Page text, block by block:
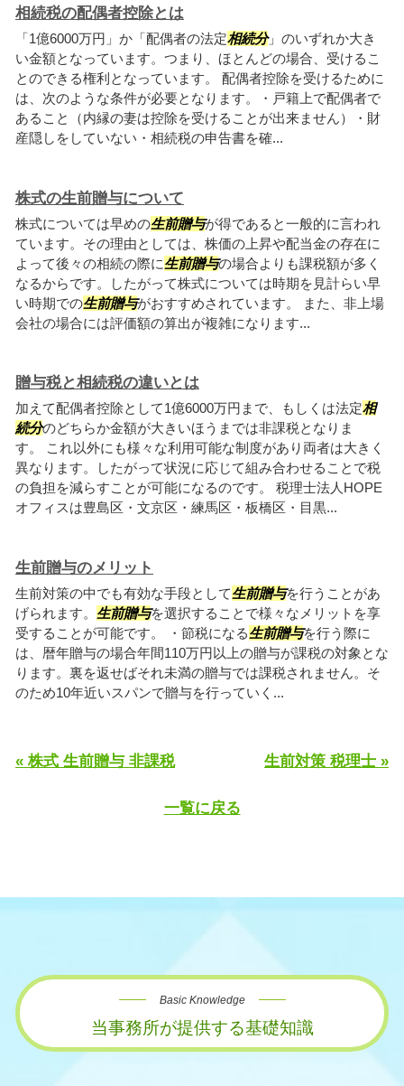
相続税の配偶者控除とは
「1億6000万円」か「配偶者の法定相続分」のいずれか大き
い金額となっています。つまり、ほとんどの場合、受けるこ
とのできる権利となっています。 配偶者控除を受けるために
は、次のような条件が必要となります。・戸籍上で配偶者で
あること（内縁の妻は控除を受けることが出来ません）・財
産隠しをしていない・相続税の申告書を確...
株式の生前贈与について
株式については早めの生前贈与が得であると一般的に言われ
ています。その理由としては、株価の上昇や配当金の存在に
よって後々の相続の際に生前贈与の場合よりも課税額が多く
なるからです。したがって株式については時期を見計らい早
い時期での生前贈与がおすすめされています。 また、非上場
会社の場合には評価額の算出が複雑になります...
贈与税と相続税の違いとは
加えて配偶者控除として1億6000万円まで、もしくは法定相
続分のどちらか金額が大きいほうまでは非課税となりま
す。 これ以外にも様々な利用可能な制度があり両者は大きく
異なります。したがって状況に応じて組み合わせることで税
の負担を減らすことが可能になるのです。 税理士法人HOPE
オフィスは豊島区・文京区・練馬区・板橋区・目黒...
生前贈与のメリット
生前対策の中でも有効な手段として生前贈与を行うことがあ
げられます。 生前贈与を選択することで様々なメリットを享
受することが可能です。 ・節税になる生前贈与を行う際に
は、暦年贈与の場合年間110万円以上の贈与が課税の対象とな
ります。裏を返せばそれ未満の贈与では課税されません。そ
のため10年近いスパンで贈与を行っていく...
« 株式 生前贈与 非課税 生前対策 税理士 »
一覧に戻る
Basic Knowledge
当事務所が提供する基礎知識